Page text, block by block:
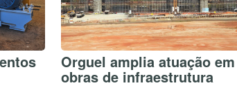
Orguel amplia atuação em
obras de infraestrutura